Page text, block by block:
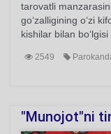
tarovatli
go‘zalligining o‘zi
kishilar bilan bo‘lgisi
2549
"Munojot"ni